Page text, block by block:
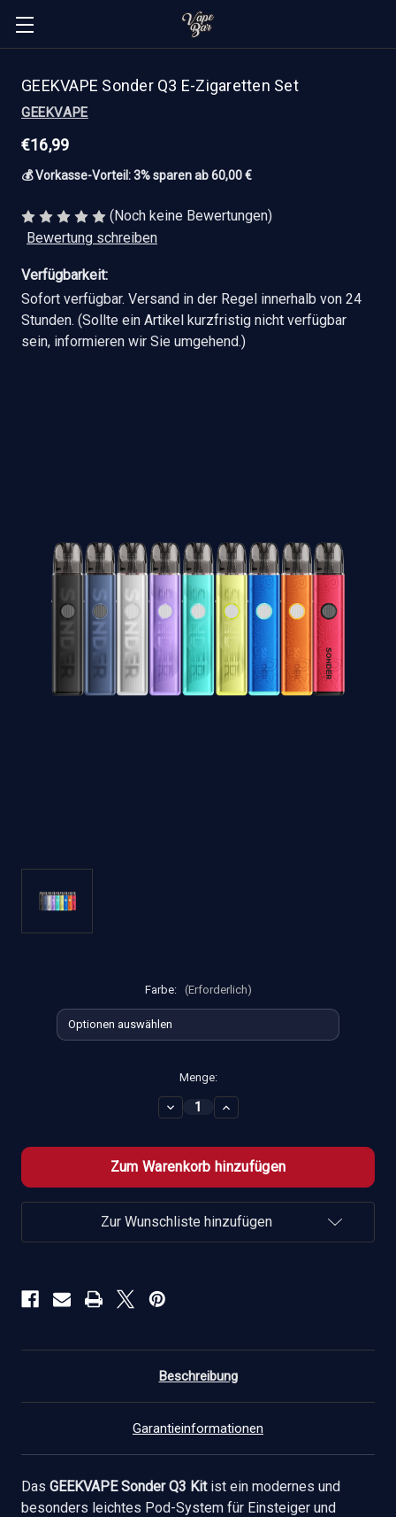
GEEKVAPE Sonder Q3 E-Zigaretten Set
GEEKVAPE
€16,99
💰 Vorkasse-Vorteil: 3% sparen ab 60,00 €
(Noch keine Bewertungen)
Bewertung schreiben
Verfügbarkeit:
Sofort verfügbar. Versand in der Regel innerhalb von 24
Stunden. (Sollte ein Artikel kurzfristig nicht verfügbar
sein, informieren wir Sie umgehend.)
Farbe: (Erforderlich)
Menge:
Menge
von
Sonder
Q3
E-
Zigaretten
Set
verringern
Menge
von
Sonder
Q3
E-
Zigaretten
Set
erhöhen
Zur Wunschliste hinzufügen
Beschreibung
Garantieinformationen
Das GEEKVAPE Sonder Q3 Kitist ein modernes und
besonders leichtes Pod-System für Einsteiger und